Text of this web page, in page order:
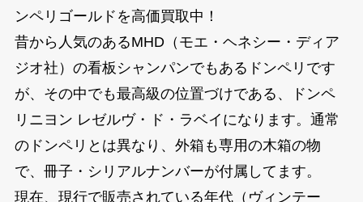
ンペリゴールドを高価買取中！
昔から人気のあるMHD（モエ・ヘネシー・ディア
ジオ社）の看板シャンパンでもあるドンペリです
が、その中でも最高級の位置づけである、ドンペ
リニヨン レゼルヴ・ド・ラベイになります。通常
のドンペリとは異なり、外箱も専用の木箱の物
で、冊子・シリアルナンバーが付属してます。
現在、現行で販売されている年代（ヴィンテー